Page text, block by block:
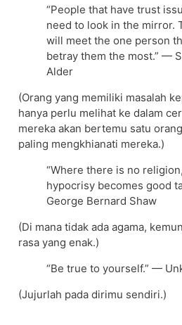
“People that have trust
need to look in the mirror.
will meet the one person
betray them the most.” —
Alder
(Orang yang memiliki masalah
hanya perlu melihat ke dalam
mereka akan bertemu satu
paling mengkhianati mereka.)
“Where there is no religion,
hypocrisy becomes good
George Bernard Shaw
(Di mana tidak ada agama,
rasa yang enak.)
“Be true to yourself.” —
(Jujurlah pada dirimu sendiri.)